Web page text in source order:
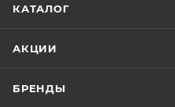
КАТАЛОГ
АКЦИИ
БРЕНДЫ